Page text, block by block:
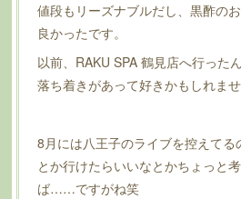
値段もリーズナブルだし、黒酢の
良かったです。
以前、RAKU SPA 鶴見店へ行った
落ち着きがあって好きかもしれませ
8月には八王子のライブを控えて
とか行けたらいいなとかちょっと
ば……ですがね笑